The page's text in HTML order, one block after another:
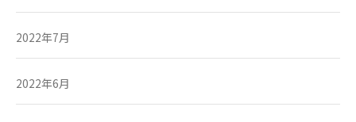
2022年7月
2022年6月